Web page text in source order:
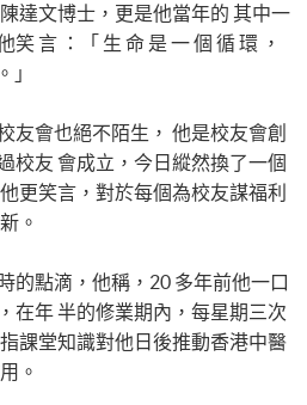
達文博士，更是他當年的 其中一
言 ：「 生 命 是 一 個 循 環 ，
」
友會也絕不陌生， 他是校友會創
校友 會成立，今日縱然換了一個
更笑言，對於每個為校友謀福利
。
的點滴，他稱，20 多年前他一口
在年 半的修業期內，每星期三次
課堂知識對他日後推動香港中醫
。